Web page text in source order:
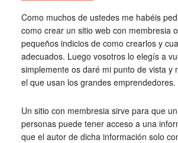
Como muchos de ustedes me habéis
como crear un sitio web con membresia
pequeños indicios de como crearlos y
adecuados. Luego vosotros lo elegís a
simplemente os daré mi punto de vista y
el que usan los grandes emprendedores.
Un sitio con membresia sirve para que
personas puede tener acceso a una
que el autor de dicha información solo